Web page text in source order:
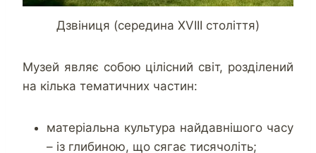
Дзвіниця (середина XVIII століття)
Музей являє собою цілісний світ, розділений
на кілька тематичних частин:
матеріальна культура найдавнішого часу
– із глибиною, що сягає тисячоліть;